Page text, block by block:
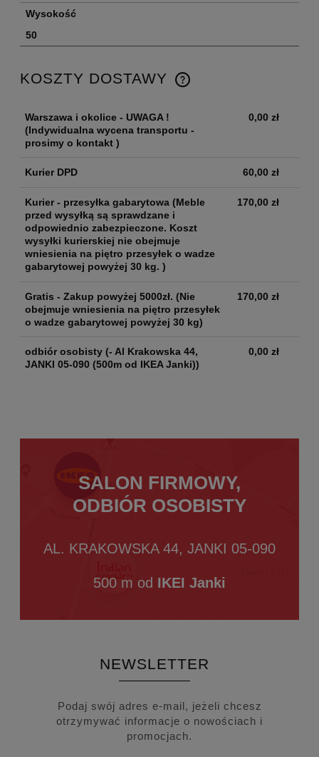
Wysokość
50
KOSZTY DOSTAWY
Warszawa i okolice - UWAGA !
(Indywidualna wycena transportu -
prosimy o kontakt )
0,00 zł
Kurier DPD 60,00 zł
Kurier - przesyłka gabarytowa (Meble
przed wysyłką są sprawdzane i
odpowiednio zabezpieczone. Koszt
wysyłki kurierskiej nie obejmuje
wniesienia na piętro przesyłek o wadze
gabarytowej powyżej 30 kg. )
170,00 zł
Gratis - Zakup powyżej 5000zł. (Nie
obejmuje wniesienia na piętro przesyłek
o wadze gabarytowej powyżej 30 kg)
170,00 zł
odbiór osobisty (- Al Krakowska 44,
JANKI 05-090 (500m od IKEA Janki))
0,00 zł
SALON FIRMOWY,
ODBIÓR OSOBISTY
AL. KRAKOWSKA 44, JANKI 05-090
500 m od IKEI Janki
NEWSLETTER
Podaj swój adres e-mail, jeżeli chcesz
otrzymywać informacje o nowościach i
promocjach.